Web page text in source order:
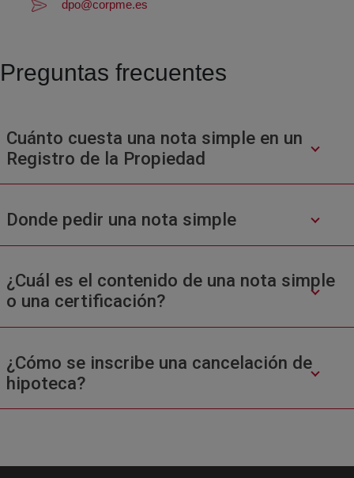
dpo@corpme.es
Preguntas frecuentes
Cuánto cuesta una nota simple en un
Registro de la Propiedad
Donde pedir una nota simple
¿Cuál es el contenido de una nota simple
o una certificación?
¿Cómo se inscribe una cancelación de
hipoteca?